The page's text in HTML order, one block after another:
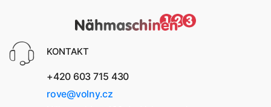
KONTAKT
+420 603 715 430
rove@volny.cz